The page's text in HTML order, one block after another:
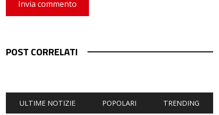
POST CORRELATI
ULTIME NOTIZIE POPOLARI TRENDING